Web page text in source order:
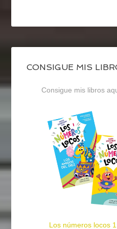
CONSIGUE MIS
Consigue mis libros
Los números locos